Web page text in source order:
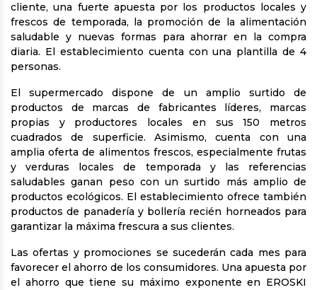
cliente, una fuerte apuesta por los productos locales y
frescos de temporada, la promoción de la alimentación
saludable y nuevas formas para ahorrar en la compra
diaria. El establecimiento cuenta con una plantilla de 4
personas.
El supermercado dispone de un amplio surtido de
productos de marcas de fabricantes líderes, marcas
propias y productores locales en sus 150 metros
cuadrados de superficie. Asimismo, cuenta con una
amplia oferta de alimentos frescos, especialmente frutas
y verduras locales de temporada y las referencias
saludables ganan peso con un surtido más amplio de
productos ecológicos. El establecimiento ofrece también
productos de panadería y bollería recién horneados para
garantizar la máxima frescura a sus clientes.
Las ofertas y promociones se sucederán cada mes para
favorecer el ahorro de los consumidores. Una apuesta por
el ahorro que tiene su máximo exponente en EROSKI